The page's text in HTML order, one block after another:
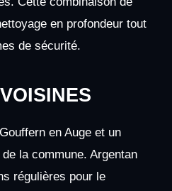
en profondeur tout
de sécurité.
en Auge et un
la commune. Argentan
régulières pour le